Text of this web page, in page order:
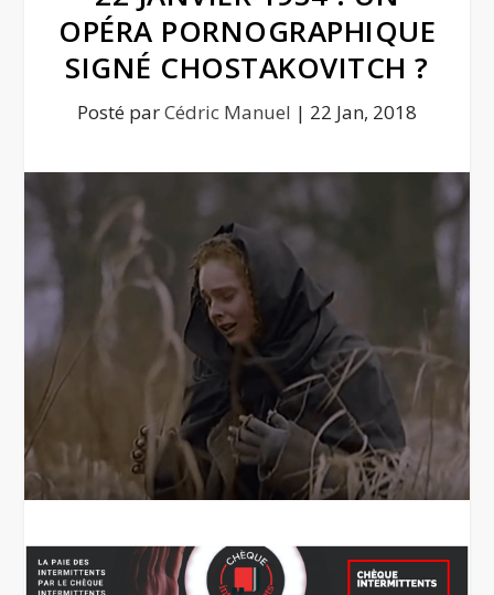
OPÉRA PORNOGRAPHIQUE
SIGNÉ CHOSTAKOVITCH ?
Posté parCédric Manuel | 22 Jan, 2018